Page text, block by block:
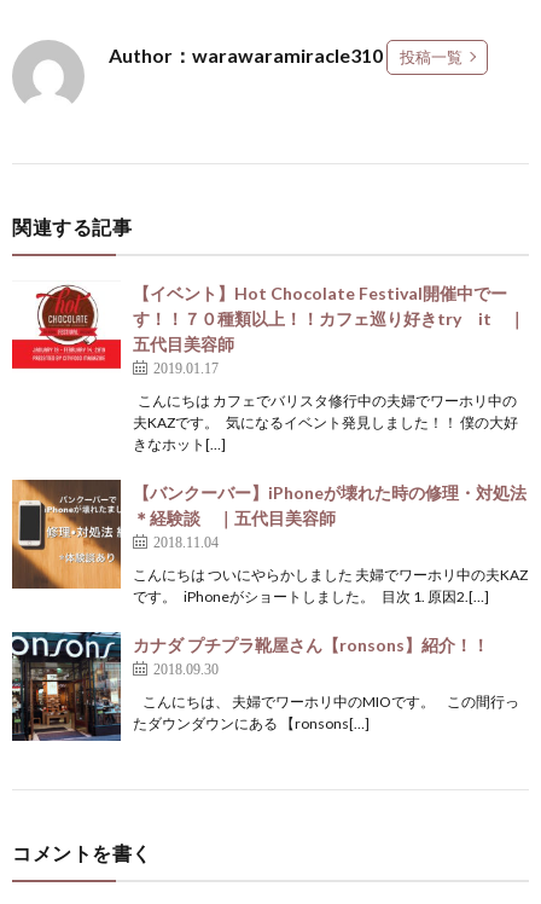
Author：warawaramiracle310 投稿一覧
関連する記事
【イベント】Hot Chocolate Festival開催中でー
す！！７０種類以上！！カフェ巡り好きtry it ｜
五代目美容師
2019.01.17
こんにちは カフェでバリスタ修行中の夫婦でワーホリ中の
夫KAZです。 気になるイベント発見しました！！ 僕の大好
きなホット[…]
【バンクーバー】iPhoneが壊れた時の修理・対処法
＊経験談 ｜五代目美容師
2018.11.04
こんにちは ついにやらかしました 夫婦でワーホリ中の夫KAZ
です。 iPhoneがショートしました。 目次 1. 原因2.[…]
カナダ プチプラ靴屋さん【ronsons】紹介！！
2018.09.30
こんにちは、 夫婦でワーホリ中のMIOです。 この間行っ
たダウンダウンにある 【ronsons[…]
コメントを書く